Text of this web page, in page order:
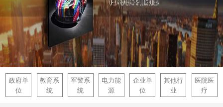
关于我们
联系我们
深圳工厂
景信商城
政府单
位
教育系
统
军警系
统
电力能
源
企业单
位
其他行
业
医院医
疗